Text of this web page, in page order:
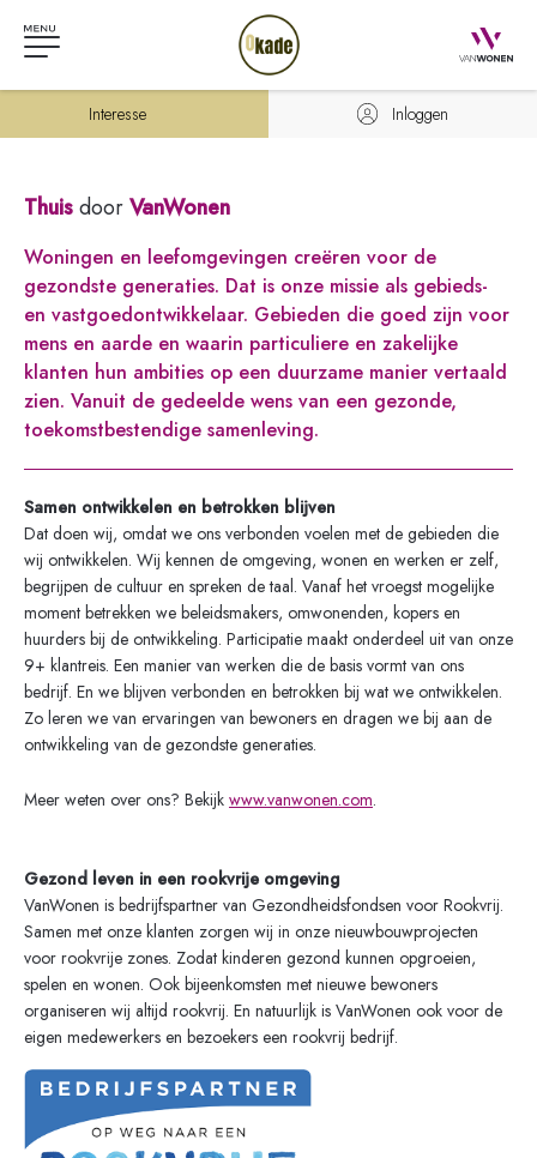
Interesse Inloggen
ThuisdoorVanWonen
Woningen en leefomgevingen creëren voor de
gezondste generaties. Dat is onze missie als gebieds-
en vastgoedontwikkelaar. Gebieden die goed zijn voor
mens en aarde en waarin particuliere en zakelijke
klanten hun ambities op een duurzame manier vertaald
zien. Vanuit de gedeelde wens van een gezonde,
toekomstbestendige samenleving.
Samen ontwikkelen en betrokken blijven
Dat doen wij, omdat we ons verbonden voelen met de gebieden die
wij ontwikkelen. Wij kennen de omgeving, wonen en werken er zelf,
begrijpen de cultuur en spreken de taal. Vanaf het vroegst mogelijke
moment betrekken we beleidsmakers, omwonenden, kopers en
huurders bij de ontwikkeling. Participatie maakt onderdeel uit van onze
9+ klantreis. Een manier van werken die de basis vormt van ons
bedrijf. En we blijven verbonden en betrokken bij wat we ontwikkelen.
Zo leren we van ervaringen van bewoners en dragen we bij aan de
ontwikkeling van de gezondste generaties.
Meer weten over ons? Bekijk www.vanwonen.com.
Gezond leven in een rookvrije omgeving
VanWonen is bedrijfspartner van Gezondheidsfondsen voor Rookvrij.
Samen met onze klanten zorgen wij in onze nieuwbouwprojecten
voor rookvrije zones. Zodat kinderen gezond kunnen opgroeien,
spelen en wonen. Ook bijeenkomsten met nieuwe bewoners
organiseren wij altijd rookvrij. En natuurlijk is VanWonen ook voor de
eigen medewerkers en bezoekers een rookvrij bedrijf.